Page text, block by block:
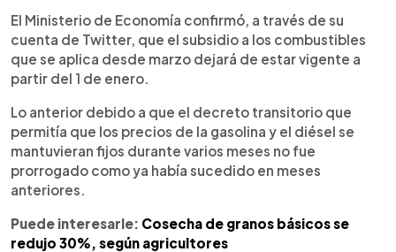
► Escuchar artículo
El Ministerio de Economía confirmó, a través de su
cuenta de Twitter, que el subsidio a los combustibles
que se aplica desde marzo dejará de estar vigente a
partir del 1 de enero.
Lo anterior debido a que el decreto transitorio que
permitía que los precios de la gasolina y el diésel se
mantuvieran fijos durante varios meses no fue
prorrogado como ya había sucedido en meses
anteriores.
Puede interesarle: Cosecha de granos básicos se
redujo 30%, según agricultores